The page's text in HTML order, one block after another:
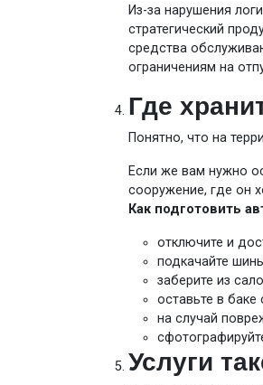
Из-за нарушения
стратегический
средства
ограничениям на
Где
Понятно, что на
Если же вам нужно
сооружение, где он
Как подготовить
отключите и
подкачайте
заберите из
оставьте в
на случай
Услуги